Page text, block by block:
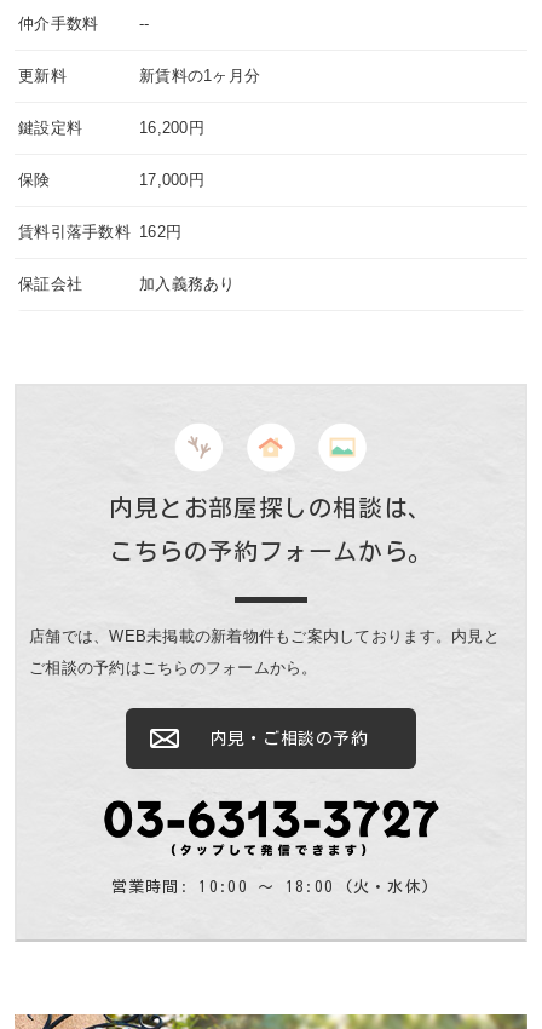
仲介手数料 --
更新料 新賃料の1ヶ月分
鍵設定料 16,200円
保険 17,000円
賃料引落手数料 162円
保証会社 加入義務あり
内見とお部屋探しの相談は、
こちらの予約フォームから。
店舗では、WEB未掲載の新着物件もご案内しております。 内見と
ご相談の予約はこちらのフォームから。
内見・ご相談の予約
営業時間: 10:00 〜 18:00 (火・水休)